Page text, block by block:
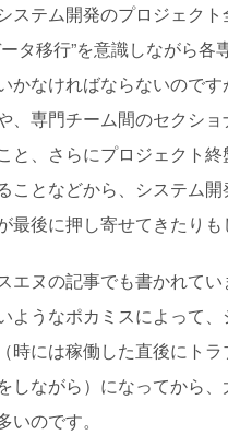
ステム開発のプロジェクト
タ移行”を意識しながら各
かなければならないので
、専門チーム間のセクシ
と、さらにプロジェクト
ことなどから、システム開
最後に押し寄せてきたりも
エヌの記事でも書かれてい
ようなポカミスによって
時には稼働した直後にト
しながら）になってから
いのです。